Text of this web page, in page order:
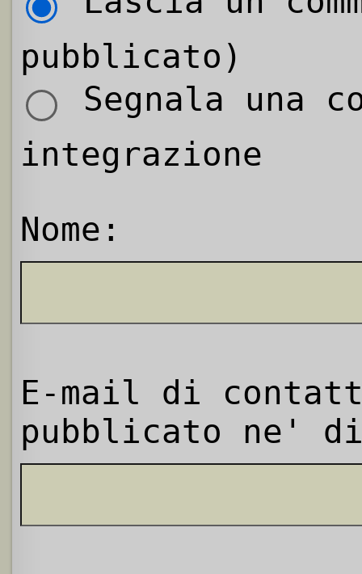
pubblicato)
Segnala una
integrazione
Nome:
E-mail di
pubblicato ne'